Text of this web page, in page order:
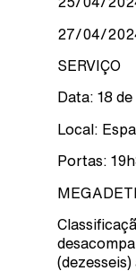
27/04/
SERVIÇO
Data: 18
Local:
Portas: